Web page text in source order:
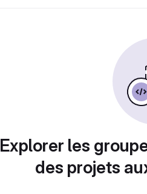
Explorer les
des projets